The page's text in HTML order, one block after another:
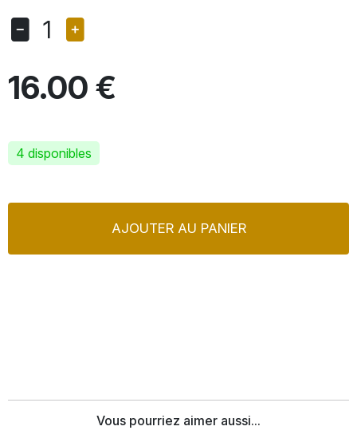
1
16.00 €
4 disponibles
AJOUTER AU PANIER
Vous pourriez aimer aussi...